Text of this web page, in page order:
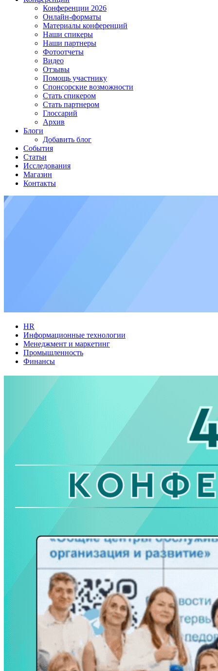
Конференции 2026
Онлайн-форматы
Материалы конференций
Наши спикеры
Наши партнеры
Фотоотчеты
Видео
Отзывы
Помощь участнику
Спонсорские возможности
Стать спикером
Стать партнером
Глоссарий
Архив
Блоги
Добавить блог
События
Статьи
Исследования
Магазин
Контакты
HR
Информационные технологии
Менеджмент и маркетинг
Промышленность
Финансы